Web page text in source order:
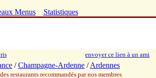
Menus Statistiques
envoyer ce lien à un ami
/Champagne-Ardenne /Ardennes
restaurants recommandés par nos membres